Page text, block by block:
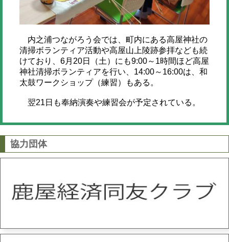
内之浦つながろう会では、町内にある高屋神社の
清掃ボランティア活動や高屋山上陵跡参拝なども続
けており、6月20日（土）にも9:00～1時間ほど高屋
神社清掃ボランティアを行い、14:00～16:00は、和
太鼓ワークショップ（練習）もある。
翌21日も奉納演奏や練習会が予定されている。
協力団体